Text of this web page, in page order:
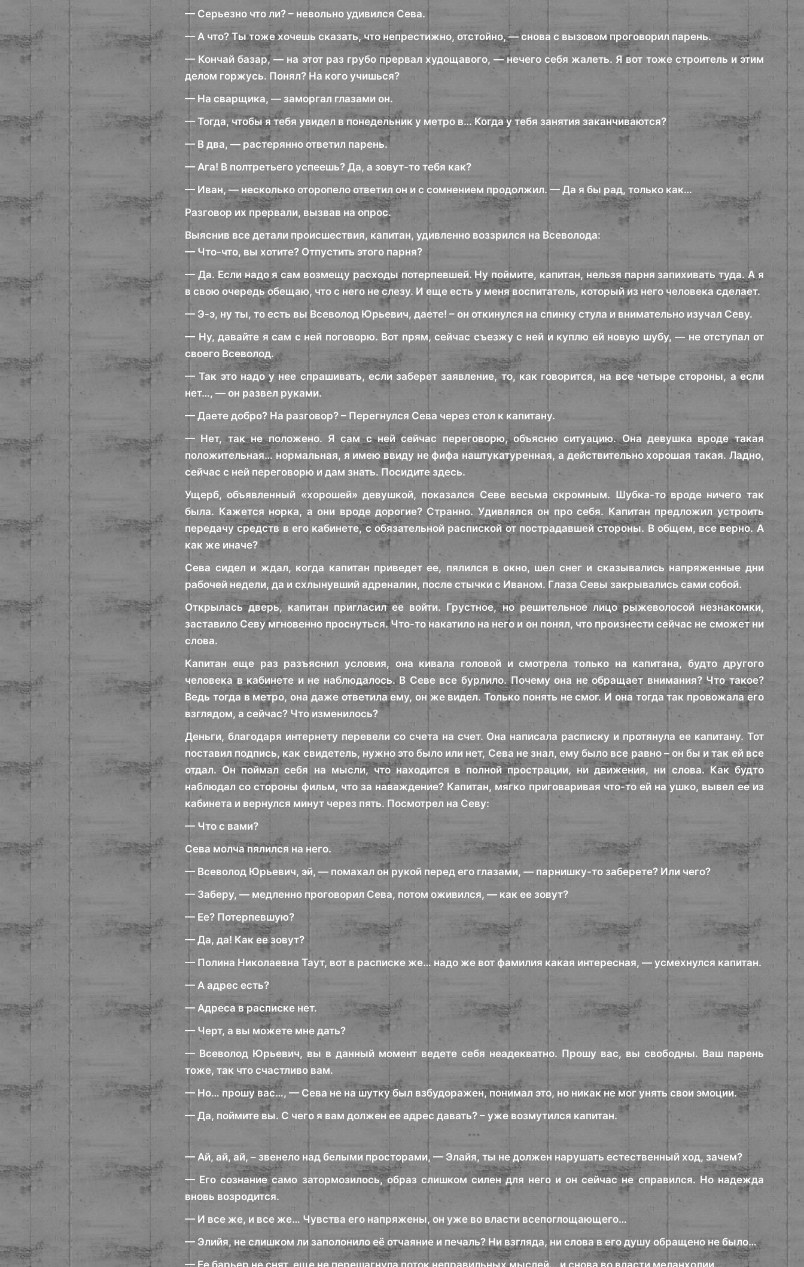
— Серьезно что ли? – невольно удивился Сева.
— А что? Ты тоже хочешь сказать, что непрестижно, отстойно, — снова с вызовом проговорил парень.
— Кончай базар, — на этот раз грубо прервал худощавого, — нечего себя жалеть. Я вот тоже строитель и этим
делом горжусь. Понял? На кого учишься?
— На сварщика, — заморгал глазами он.
— Тогда, чтобы я тебя увидел в понедельник у метро в… Когда у тебя занятия заканчиваются?
— В два, — растерянно ответил парень.
— Ага! В полтретьего успеешь? Да, а зовут-то тебя как?
— Иван, — несколько оторопело ответил он и с сомнением продолжил. — Да я бы рад, только как…
Разговор их прервали, вызвав на опрос.
Выяснив все детали происшествия, капитан, удивленно воззрился на Всеволода:
— Что-что, вы хотите? Отпустить этого парня?
— Да. Если надо я сам возмещу расходы потерпевшей. Ну поймите, капитан, нельзя парня запихивать туда. А я
в свою очередь обещаю, что с него не слезу. И еще есть у меня воспитатель, который из него человека сделает.
— Э-э, ну ты, то есть вы Всеволод Юрьевич, даете! – он откинулся на спинку стула и внимательно изучал Севу.
— Ну, давайте я сам с ней поговорю. Вот прям, сейчас съезжу с ней и куплю ей новую шубу, — не отступал от
своего Всеволод.
— Так это надо у нее спрашивать, если заберет заявление, то, как говорится, на все четыре стороны, а если
нет…, — он развел руками.
— Даете добро? На разговор? – Перегнулся Сева через стол к капитану.
— Нет, так не положено. Я сам с ней сейчас переговорю, объясню ситуацию. Она девушка вроде такая
положительная… нормальная, я имею ввиду не фифа наштукатуренная, а действительно хорошая такая. Ладно,
сейчас с ней переговорю и дам знать. Посидите здесь.
Ущерб, объявленный «хорошей» девушкой, показался Севе весьма скромным. Шубка-то вроде ничего так
была. Кажется норка, а они вроде дорогие? Странно. Удивлялся он про себя. Капитан предложил устроить
передачу средств в его кабинете, с обязательной распиской от пострадавшей стороны. В общем, все верно. А
как же иначе?
Сева сидел и ждал, когда капитан приведет ее, пялился в окно, шел снег и сказывались напряженные дни
рабочей недели, да и схлынувший адреналин, после стычки с Иваном. Глаза Севы закрывались сами собой.
Открылась дверь, капитан пригласил ее войти. Грустное, но решительное лицо рыжеволосой незнакомки,
заставило Севу мгновенно проснуться. Что-то накатило на него и он понял, что произнести сейчас не сможет ни
слова.
Капитан еще раз разъяснил условия, она кивала головой и смотрела только на капитана, будто другого
человека в кабинете и не наблюдалось. В Севе все бурлило. Почему она не обращает внимания? Что такое?
Ведь тогда в метро, она даже ответила ему, он же видел. Только понять не смог. И она тогда так провожала его
взглядом, а сейчас? Что изменилось?
Деньги, благодаря интернету перевели со счета на счет. Она написала расписку и протянула ее капитану. Тот
поставил подпись, как свидетель, нужно это было или нет, Сева не знал, ему было все равно – он бы и так ей все
отдал. Он поймал себя на мысли, что находится в полной прострации, ни движения, ни слова. Как будто
наблюдал со стороны фильм, что за наваждение? Капитан, мягко приговаривая что-то ей на ушко, вывел ее из
кабинета и вернулся минут через пять. Посмотрел на Севу:
— Что с вами?
Сева молча пялился на него.
— Всеволод Юрьевич, эй, — помахал он рукой перед его глазами, — парнишку-то заберете? Или чего?
— Заберу, — медленно проговорил Сева, потом оживился, — как ее зовут?
— Ее? Потерпевшую?
— Да, да! Как ее зовут?
— Полина Николаевна Таут, вот в расписке же… надо же вот фамилия какая интересная, — усмехнулся капитан.
— А адрес есть?
— Адреса в расписке нет.
— Черт, а вы можете мне дать?
— Всеволод Юрьевич, вы в данный момент ведете себя неадекватно. Прошу вас, вы свободны. Ваш парень
тоже, так что счастливо вам.
— Но… прошу вас…, — Сева не на шутку был взбудоражен, понимал это, но никак не мог унять свои эмоции.
— Да, поймите вы. С чего я вам должен ее адрес давать? – уже возмутился капитан.
***
— Ай, ай, ай, – звенело над белыми просторами, — Элайя, ты не должен нарушать естественный ход, зачем?
— Его сознание само затормозилось, образ слишком силен для него и он сейчас не справился. Но надежда
вновь возродится.
— И все же, и все же… Чувства его напряжены, он уже во власти всепоглощающего…
— Элийя, не слишком ли заполонило её отчаяние и печаль? Ни взгляда, ни слова в его душу обращено не было…
— Ее барьер не снят, еще не перешагнула поток неправильных мыслей… и снова во власти меланхолии…